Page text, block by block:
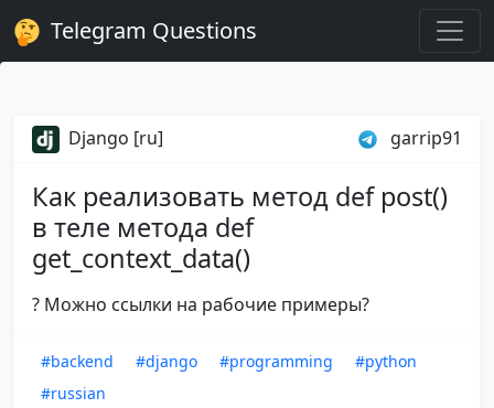
Telegram Questions
Django [ru] garrip91
Как реализовать метод def post()
в теле метода def
get_context_data()
? Можно ссылки на рабочие примеры?
#backend #django #programming
#python
#russian